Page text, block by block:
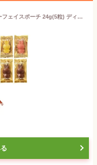
バレンタイン チョコ 2026 ミッフィーフェイスポーチ 24g(5粒) ディック・ブルーナ by モロゾフ ミッフィー バレンタイン 2026 チョコレート ギフト ミッフィー 本命 バレンタイン 2026 miffy かわいい チョコレート 友チョコ 小学生